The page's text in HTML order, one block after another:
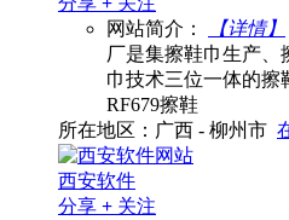
网站简介：
【详情】
厂是集擦鞋巾生产、
巾技术三位一体的擦
RF679擦鞋
所在地区：广西 - 柳州市
西安软件
分享 + 关注